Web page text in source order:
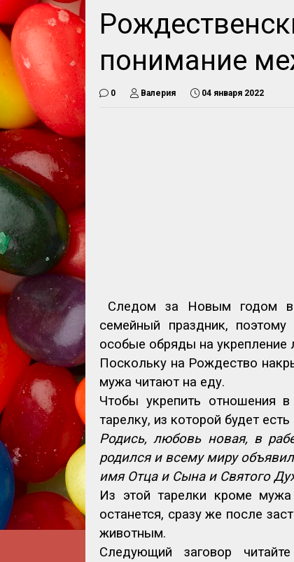
понимание
0 Валерия 04 января 2022
Следом за Новым годом
семейный праздник,
особые обряды на укрепление
Поскольку на Рождество
мужа читают на еду.
Чтобы укрепить отношения
тарелку, из которой будет
Родись, любовь новая, в
родился и всему миру
имя Отца и Сына и Святого
Из этой тарелки кроме
останется, сразу же после
животным.
Следующий заговор